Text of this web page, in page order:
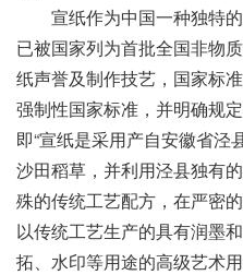
宣纸作为中国一种独特的
已被国家列为首批全国非物
纸声誉及制作技艺，国家标
强制性国家标准，并明确规
即“宣纸是采用产自安徽省泾
沙田稻草，并利用泾县独有
殊的传统工艺配方，在严密
以传统工艺生产的具有润墨
拓、水印等用途的高级艺术